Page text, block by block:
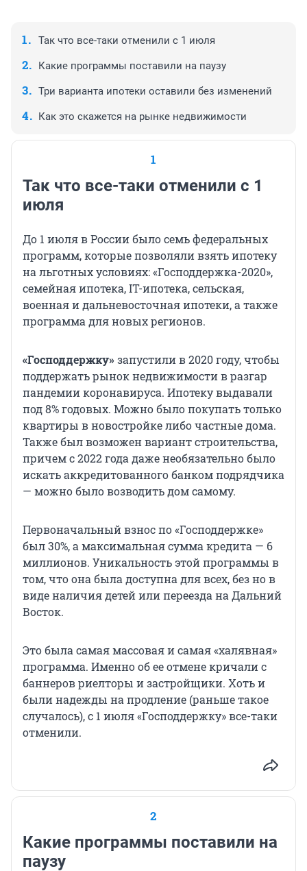
Так что все-таки отменили с 1 июля
Какие программы поставили на паузу
Три варианта ипотеки оставили без изменений
Как это скажется на рынке недвижимости
1
Так что все-таки отменили с 1
июля
До 1 июля в России было семь федеральных
программ, которые позволяли взять ипотеку
на льготных условиях: «Господдержка-2020»,
семейная ипотека, IT-ипотека, сельская,
военная и дальневосточная ипотеки, а также
программа для новых регионов.
«Господдержку»запустили в 2020 году, чтобы
поддержать рынок недвижимости в разгар
пандемии коронавируса. Ипотеку выдавали
под 8% годовых. Можно было покупать только
квартиры в новостройке либо частные дома.
Также был возможен вариант строительства,
причем с 2022 года даже необязательно было
искать аккредитованного банком подрядчика
— можно было возводить дом самому.
Первоначальный взнос по «Господдержке»
был 30%, а максимальная сумма кредита — 6
миллионов. Уникальность этой программы в
том, что она была доступна для всех, без но в
виде наличия детей или переезда на Дальний
Восток.
Это была самая массовая и самая «халявная»
программа. Именно об ее отмене кричали с
баннеров риелторы и застройщики. Хоть и
были надежды на продление (раньше такое
случалось), с 1 июля «Господдержку» все-таки
отменили.
2
Какие программы поставили на
паузу